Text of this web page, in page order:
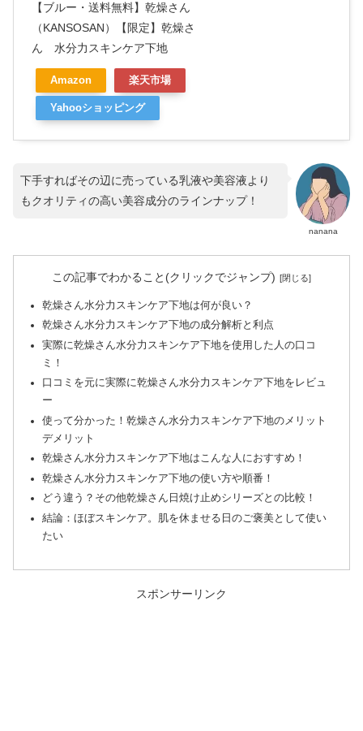
【ブルー・送料無料】乾燥さん
（KANSOSAN）【限定】乾燥さ
ん 水分力スキンケア下地
Amazon 楽天市場
Yahooショッピング
nanana
下手すればその辺に売っている乳液や美容液より
もクオリティの高い美容成分のラインナップ！
この記事でわかること(クリックでジャンプ)
乾燥さん水分力スキンケア下地は何が良い？
乾燥さん水分力スキンケア下地の成分解析と利点
実際に乾燥さん水分力スキンケア下地を使用した人の口コ
ミ！
口コミを元に実際に乾燥さん水分力スキンケア下地をレビュ
ー
使って分かった！乾燥さん水分力スキンケア下地のメリット
デメリット
乾燥さん水分力スキンケア下地はこんな人におすすめ！
乾燥さん水分力スキンケア下地の使い方や順番！
どう違う？その他乾燥さん日焼け止めシリーズとの比較！
結論：ほぼスキンケア。肌を休ませる日のご褒美として使い
たい
スポンサーリンク